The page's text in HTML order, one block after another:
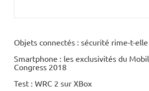
Objets connectés : sécurité rime-t-
Smartphone : les exclusivités du
Congress 2018
Test : WRC 2 sur XBox